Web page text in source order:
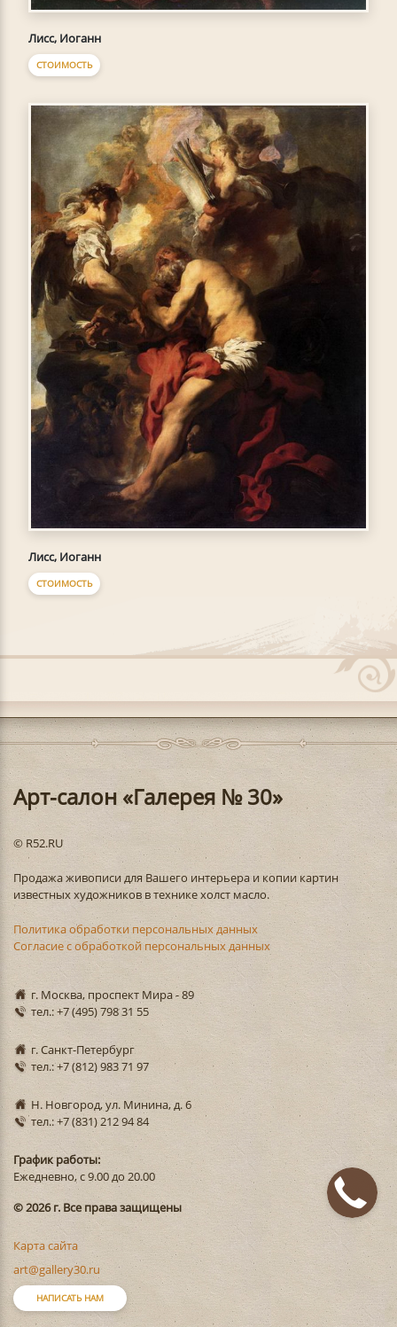
Лисс, Иоганн
СТОИМОСТЬ
Лисс, Иоганн
СТОИМОСТЬ
Арт-салон «Галерея № 30»
© R52.RU
Продажа живописи для Вашего интерьера и копии картин
известных художников в технике холст масло.
Политика обработки персональных данных
Согласие с обработкой персональных данных
г. Москва, проспект Мира - 89
тел.: +7 (495) 798 31 55
г. Санкт-Петербург
тел.: +7 (812) 983 71 97
Н. Новгород, ул. Минина, д. 6
тел.: +7 (831) 212 94 84
График работы:
Ежедневно, с 9.00 до 20.00
© 2026 г. Все права защищены
Карта сайта
art@gallery30.ru
НАПИСАТЬ НАМ